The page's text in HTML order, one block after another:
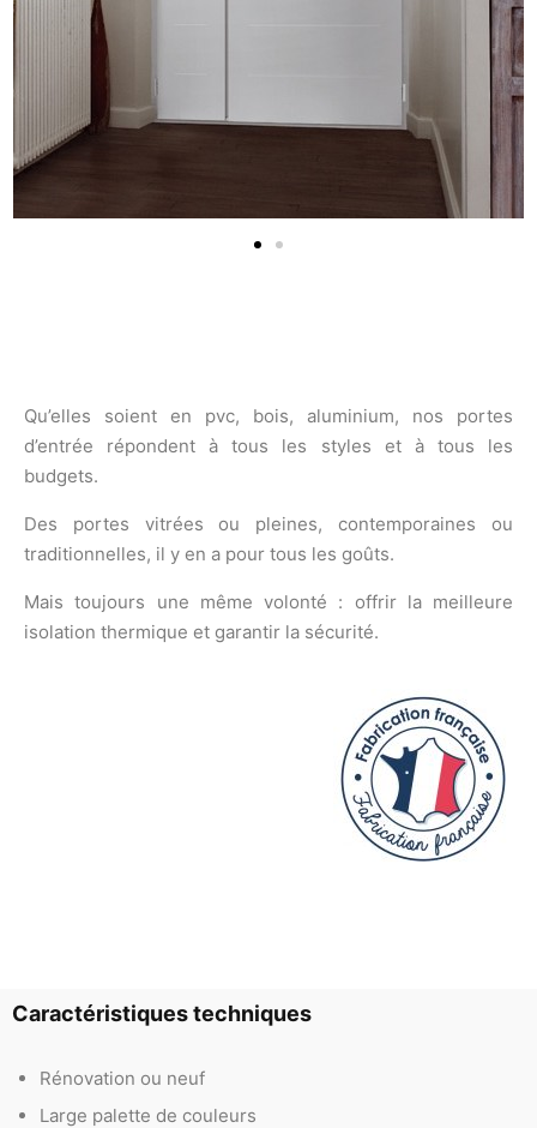
Qu’elles soient en pvc, bois, aluminium, nos portes
d’entrée répondent à tous les styles et à tous les
budgets.
Des portes vitrées ou pleines, contemporaines ou
traditionnelles, il y en a pour tous les goûts.
Mais toujours une même volonté : offrir la meilleure
isolation thermique et garantir la sécurité.
Caractéristiques techniques
Rénovation ou neuf
Large palette de couleurs